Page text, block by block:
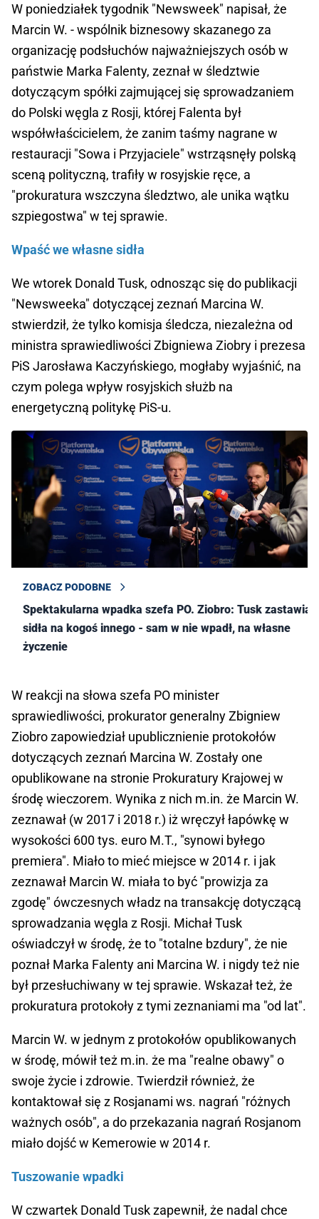
W poniedziałek tygodnik "Newsweek" napisał, że
Marcin W. - wspólnik biznesowy skazanego za
organizację podsłuchów najważniejszych osób w
państwie Marka Falenty, zeznał w śledztwie
dotyczącym spółki zajmującej się sprowadzaniem
do Polski węgla z Rosji, której Falenta był
współwłaścicielem, że zanim taśmy nagrane w
restauracji "Sowa i Przyjaciele" wstrząsnęły polską
sceną polityczną, trafiły w rosyjskie ręce, a
"prokuratura wszczyna śledztwo, ale unika wątku
szpiegostwa" w tej sprawie.
Wpaść we własne sidła
We wtorek Donald Tusk, odnosząc się do publikacji
"Newsweeka" dotyczącej zeznań Marcina W.
stwierdził, że tylko komisja śledcza, niezależna od
ministra sprawiedliwości Zbigniewa Ziobry i prezesa
PiS Jarosława Kaczyńskiego, mogłaby wyjaśnić, na
czym polega wpływ rosyjskich służb na
energetyczną politykę PiS-u.
ZOBACZ PODOBNE
Spektakularna wpadka szefa PO. Ziobro: Tusk zastawiał
sidła na kogoś innego - sam w nie wpadł, na własne
życzenie
W reakcji na słowa szefa PO minister
sprawiedliwości, prokurator generalny Zbigniew
Ziobro zapowiedział upublicznienie protokołów
dotyczących zeznań Marcina W. Zostały one
opublikowane na stronie Prokuratury Krajowej w
środę wieczorem. Wynika z nich m.in. że Marcin W.
zeznawał (w 2017 i 2018 r.) iż wręczył łapówkę w
wysokości 600 tys. euro M.T., "synowi byłego
premiera". Miało to mieć miejsce w 2014 r. i jak
zeznawał Marcin W. miała to być "prowizja za
zgodę" ówczesnych władz na transakcję dotyczącą
sprowadzania węgla z Rosji. Michał Tusk
oświadczył w środę, że to "totalne bzdury", że nie
poznał Marka Falenty ani Marcina W. i nigdy też nie
był przesłuchiwany w tej sprawie. Wskazał też, że
prokuratura protokoły z tymi zeznaniami ma "od lat".
Marcin W. w jednym z protokołów opublikowanych
w środę, mówił też m.in. że ma "realne obawy" o
swoje życie i zdrowie. Twierdził również, że
kontaktował się z Rosjanami ws. nagrań "różnych
ważnych osób", a do przekazania nagrań Rosjanom
miało dojść w Kemerowie w 2014 r.
Tuszowanie wpadki
W czwartek Donald Tusk zapewnił, że nadal chce